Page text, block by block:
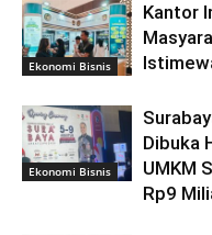
Ekonomi Bisnis
Kantor
Ekonomi Bisnis
Dibuka
UMKM
Rp9